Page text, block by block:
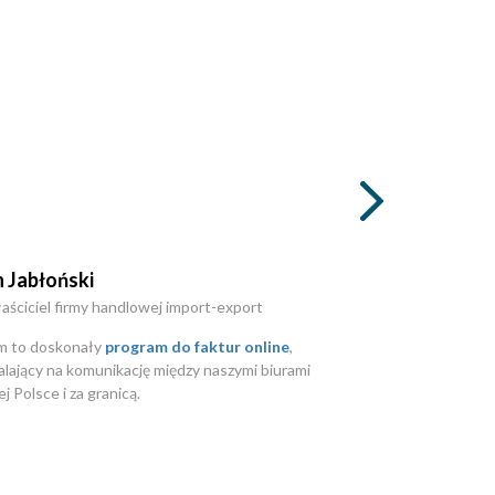
Jabłoński
firmy handlowej import-export
to doskonały program do faktur online,
na komunikację między naszymi biurami
Polsce i za granicą.